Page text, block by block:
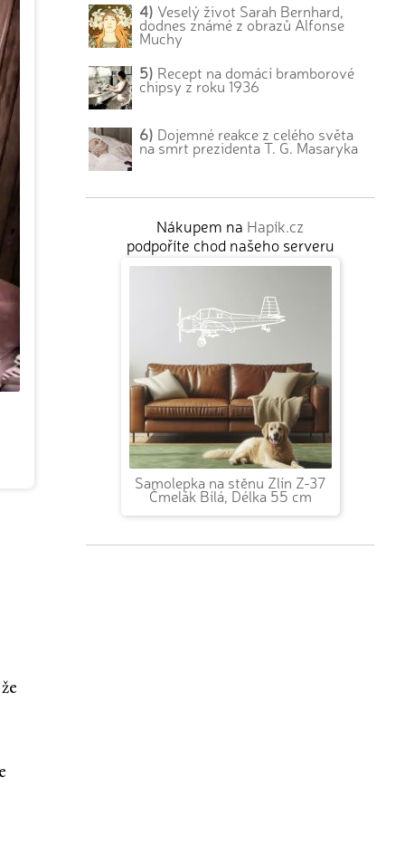
4) Veselý život Sarah Bernhard,
dodnes známé z obrazů Alfonse
Muchy
5) Recept na domácí bramborové
chipsy z roku 1936
6) Dojemné reakce z celého světa
na smrt prezidenta T. G. Masaryka
Nákupem na Hapík.cz
podpoříte chod našeho serveru
Samolepka na stěnu Zlín Z-37
Čmelák Bílá, Délka 55 cm